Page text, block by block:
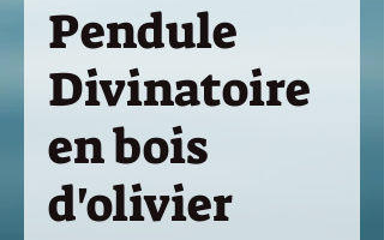
Pendule
Divinatoire
en bois
d'olivier